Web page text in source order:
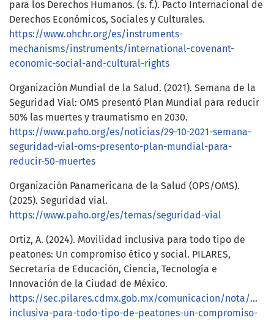
para los Derechos Humanos. (s. f.). Pacto Internacional de
Derechos Económicos, Sociales y Culturales.
https://www.ohchr.org/es/instruments-
mechanisms/instruments/international-covenant-
economic-social-and-cultural-rights
Organización Mundial de la Salud. (2021). Semana de la
Seguridad Vial: OMS presentó Plan Mundial para reducir
50% las muertes y traumatismo en 2030.
https://www.paho.org/es/noticias/29-10-2021-semana-
seguridad-vial-oms-presento-plan-mundial-para-
reducir-50-muertes
Organización Panamericana de la Salud (OPS/OMS).
(2025). Seguridad vial.
https://www.paho.org/es/temas/seguridad-vial
Ortiz, A. (2024). Movilidad inclusiva para todo tipo de
peatones: Un compromiso ético y social. PILARES,
Secretaría de Educación, Ciencia, Tecnología e
Innovación de la Ciudad de México.
https://sec.pilares.cdmx.gob.mx/comunicacion/nota/
inclusiva-para-todo-tipo-de-peatones-un-compromiso-